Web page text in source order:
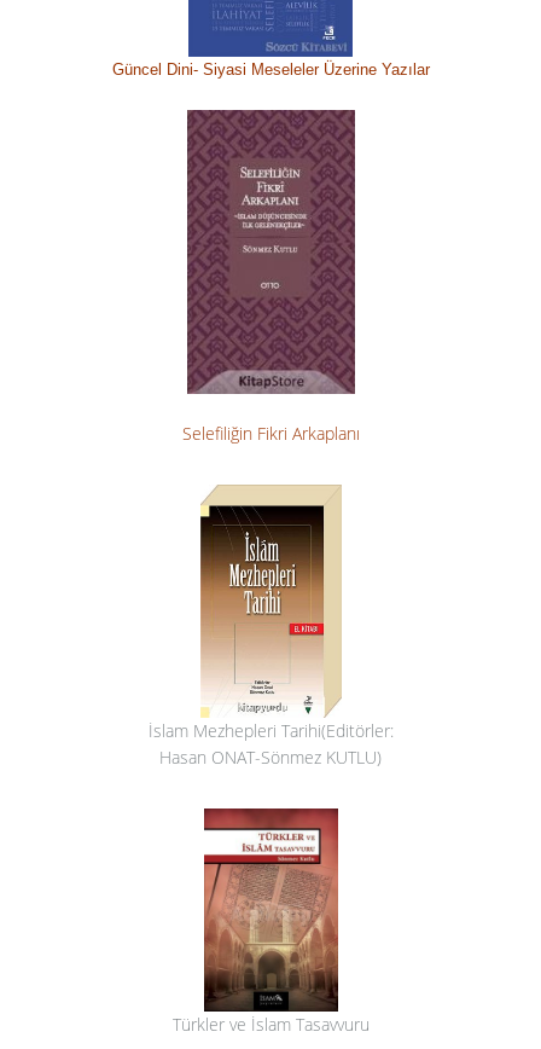
Güncel Dini- Siyasi Meseleler Üzerine Yazılar
Selefiliğin Fikri Arkaplanı
İslam Mezhepleri Tarihi(Editörler:
Hasan ONAT-Sönmez KUTLU)
Türkler ve İslam Tasavvuru